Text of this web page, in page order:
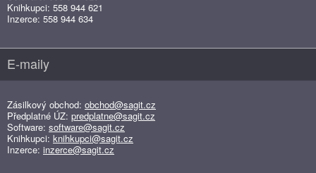
Knihkupci: 558 944 621
Inzerce: 558 944 634
E-maily
Zásilkový obchod: obchod@sagit.cz
Předplatné ÚZ: predplatne@sagit.cz
Software: software@sagit.cz
Knihkupci: knihkupci@sagit.cz
Inzerce: inzerce@sagit.cz